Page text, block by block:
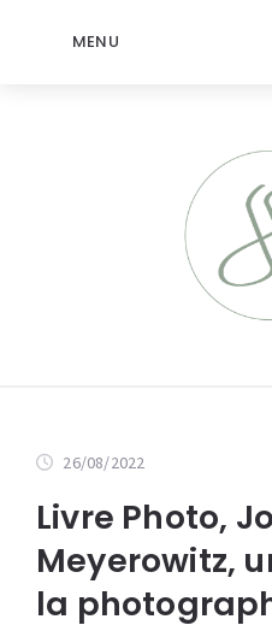
MENU
26/08/2022
Livre Photo,
Meyerowitz,
la